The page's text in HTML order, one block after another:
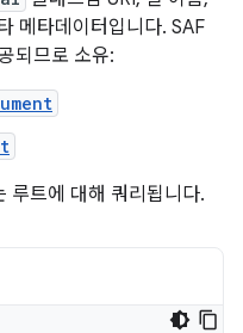
메타데이터입니다. SAF
되므로 소유:
루트에 대해 쿼리됩니다.